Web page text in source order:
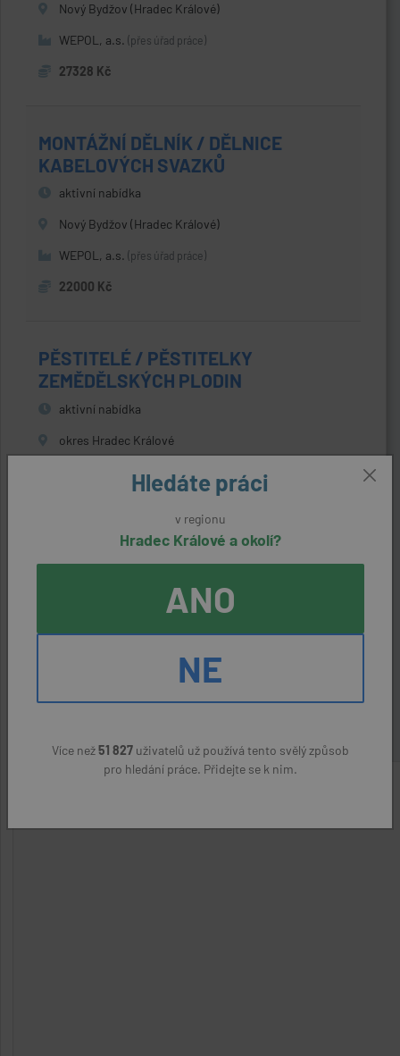
Nový Bydžov (Hradec Králové)
WEPOL, a.s. (přes úřad práce)
27328 Kč
MONTÁŽNÍ DĚLNÍK / DĚLNICE
KABELOVÝCH SVAZKŮ
aktivní nabídka
Nový Bydžov (Hradec Králové)
WEPOL, a.s. (přes úřad práce)
22000 Kč
PĚSTITELÉ / PĚSTITELKY
ZEMĚDĚLSKÝCH PLODIN
aktivní nabídka
okres Hradec Králové
Zemědělské družstvo Všestary (přes úřad práce)
Hradec Králové
(přes úřad práce)
Hledáte práci
v regionu
Hradec Králové a okolí?
ANO
NE
Více než51 827uživatelů už používá tento svělý způsob
pro hledání práce. Přidejte se k nim.